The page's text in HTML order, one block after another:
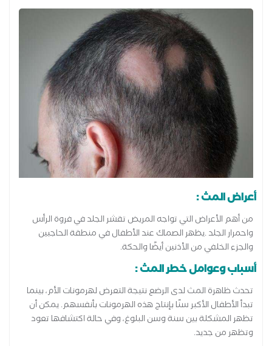
أعراض المث :
من أهم الأعراض التي تواجه المريض تقشر الجلد في فروة الرأس
واحمرار الجلد .يظهر الصماك عند الأطفال في منطقة الحاجبين
والجزء الخلفي من الأذنين أيضًا والحكة.
أسباب وعوامل خطر المث :
تحدث ظاهرة المث لدى الرضع نتيجة التعرض لهرمونات الأم، بينما
تبدأ الأطفال الأكبر سنًا بإنتاج هذه الهرمونات بأنفسهم. يمكن أن
تظهر المشكلة بين سنة وسن البلوغ، وفي حالة اكتشافها تعود
وتظهر من جديد.